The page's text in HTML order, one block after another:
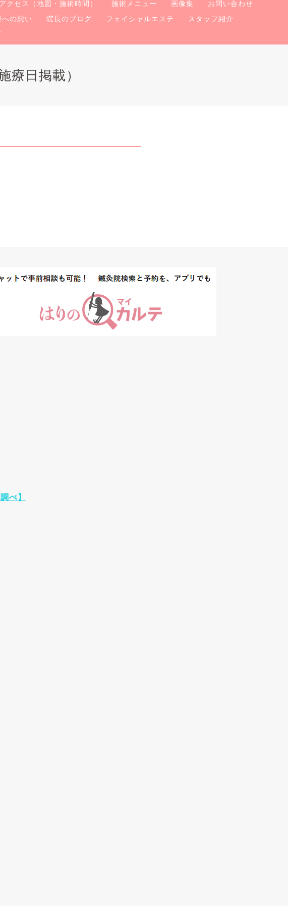
アクセス（地図・施術時間） 施術メニュー 画像集
お問い合わせ
の想い 院長のブログ フェイシャルエステ
スタッフ紹介
療日掲載）
べ】